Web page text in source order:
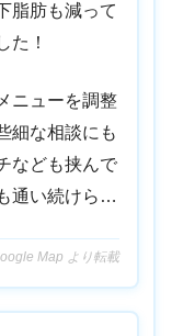
脂肪も減って
た！
ニューを調整
細な相談にも
なども挟んで
通い続けら…
Map より転載